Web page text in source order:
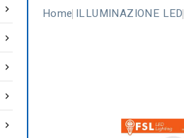





Home ILLUMINAZIONE LED